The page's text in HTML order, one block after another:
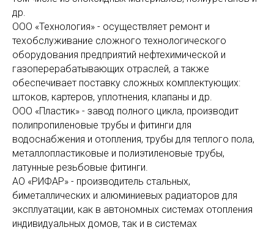
др.
ООО «Технология» - осуществляет ремонт и
техобслуживание сложного технологического
оборудования предприятий нефтехимической и
газоперерабатывающих отраслей, а также
обеспечивает поставку сложных комплектующих:
штоков, картеров, уплотнения, клапаны и др.
ООО «Пластик» - завод полного цикла, производит
полипропиленовые трубы и фитинги для
водоснабжения и отопления, трубы для теплого пола,
металлопластиковые и полиэтиленовые трубы,
латунные резьбовые фитинги.
АО «РИФАР» - производитель стальных,
биметаллических и алюминиевых радиаторов для
эксплуатации, как в автономных системах отопления
индивидуальных домов, так и в системах